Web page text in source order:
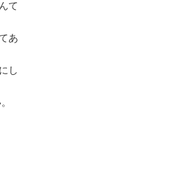
て
あ
し